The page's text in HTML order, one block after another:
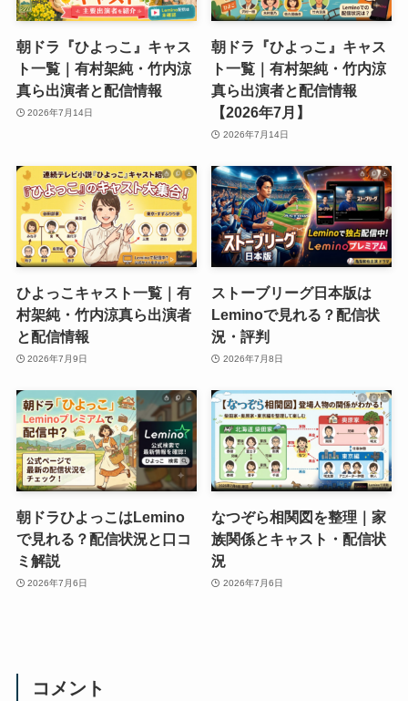
朝ドラ『ひよっこ』キャス
ト一覧｜有村架純・竹内涼
真ら出演者と配信情報
2026年7月14日
朝ドラ『ひよっこ』キャス
ト一覧｜有村架純・竹内涼
真ら出演者と配信情報
【2026年7月】
2026年7月14日
ひよっこキャスト一覧｜有
村架純・竹内涼真ら出演者
と配信情報
2026年7月9日
ストーブリーグ日本版は
Leminoで見れる？配信状
況・評判
2026年7月8日
朝ドラひよっこはLemino
で見れる？配信状況と口コ
ミ解説
2026年7月6日
なつぞら相関図を整理｜家
族関係とキャスト・配信状
況
2026年7月6日
コメント